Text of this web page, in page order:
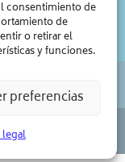
consentimiento de
de
o retirar el
y funciones.
preferencias